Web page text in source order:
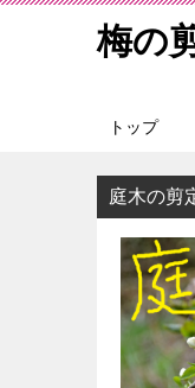
梅の
トップ
庭木の剪